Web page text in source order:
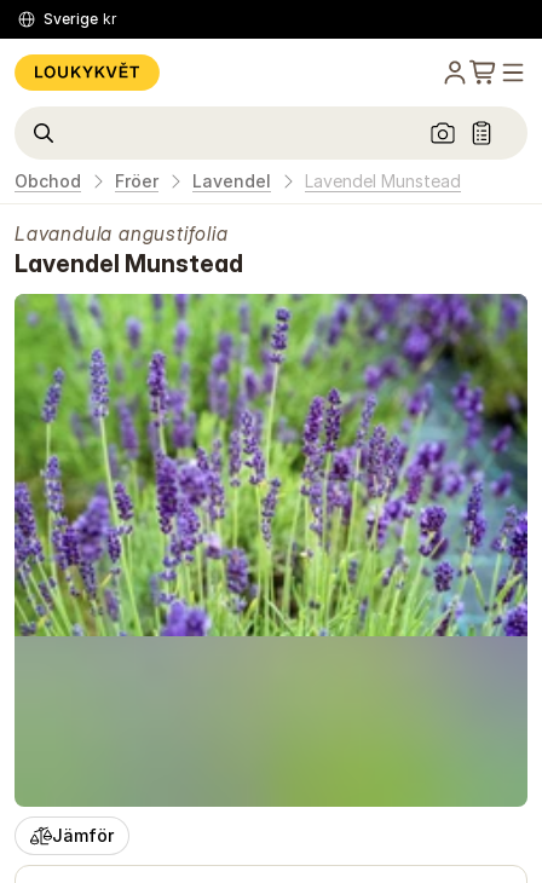
Sverige kr
Obchod Fröer Lavendel Lavendel Munstead
Lavandula angustifolia
Lavendel Munstead
Jämför